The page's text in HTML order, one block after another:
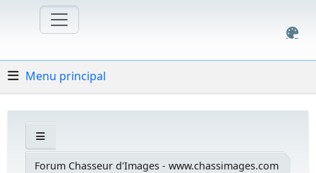
Menu principal
Forum Chasseur d'Images - www.chassimages.com